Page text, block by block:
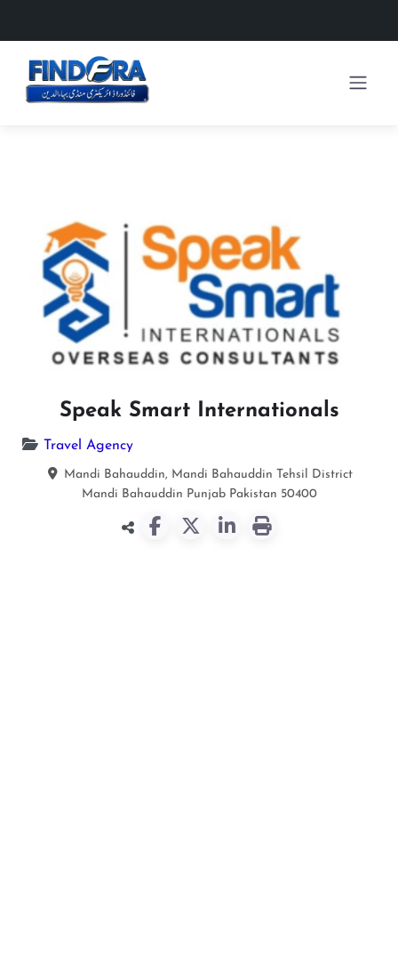
Speak Smart Internationals
Travel Agency
Mandi Bahauddin, Mandi Bahauddin Tehsil District
Mandi Bahauddin Punjab Pakistan 50400